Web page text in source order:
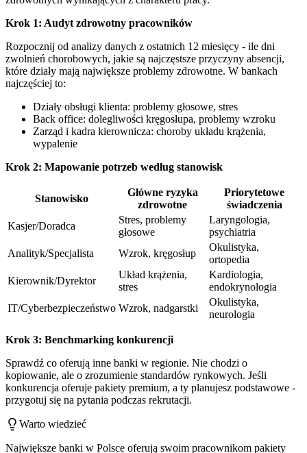
Krok 1: Audyt zdrowotny pracowników
Rozpocznij od analizy danych z ostatnich 12 miesięcy - ile dni
zwolnień chorobowych, jakie są najczęstsze przyczyny absencji,
które działy mają największe problemy zdrowotne. W bankach
najczęściej to:
Działy obsługi klienta: problemy głosowe, stres
Back office: dolegliwości kręgosłupa, problemy wzroku
Zarząd i kadra kierownicza: choroby układu krążenia,
wypalenie
Krok 2: Mapowanie potrzeb według stanowisk
Stanowisko
Główne ryzyka
zdrowotne
Priorytetowe
świadczenia
Kasjer/Doradca
Stres, problemy
głosowe
Laryngologia,
psychiatria
Analityk/Specjalista
Wzrok, kręgosłup
Okulistyka,
ortopedia
Kierownik/Dyrektor
Układ krążenia,
stres
Kardiologia,
endokrynologia
IT/Cyberbezpieczeństwo Wzrok, nadgarstki
Okulistyka,
neurologia
Krok 3: Benchmarking konkurencji
Sprawdź co oferują inne banki w regionie. Nie chodzi o
kopiowanie, ale o zrozumienie standardów rynkowych. Jeśli
konkurencja oferuje pakiety premium, a ty planujesz podstawowe -
przygotuj się na pytania podczas rekrutacji.
Warto wiedzieć
Największe banki w Polsce oferują swoim pracownikom pakiety